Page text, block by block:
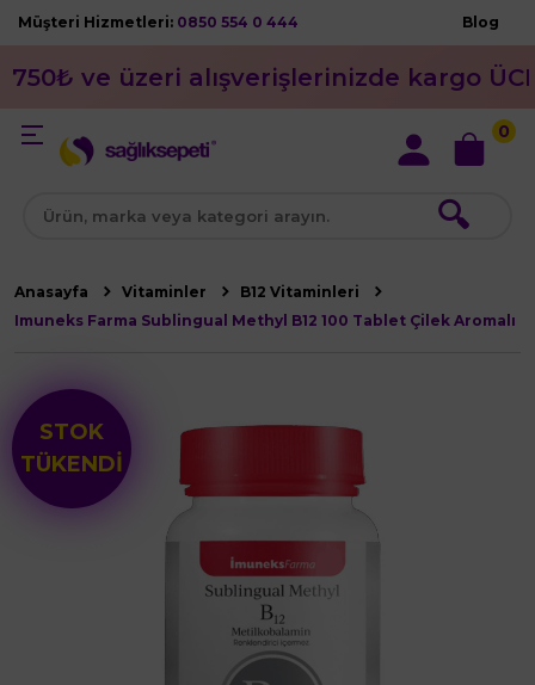
Müşteri Hizmetleri: 0850 554 0 444 Blog
750₺ ve üzeri alışverişlerinizde kargo
🔍
0
Anasayfa Vitaminler
B12 Vitaminleri
Imuneks Farma Sublingual Methyl B12 100 Tablet Çilek Aromalı
STOK
TÜKENDİ